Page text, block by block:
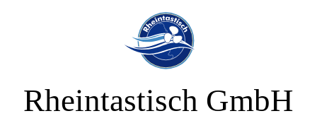
Rheintastisch GmbH